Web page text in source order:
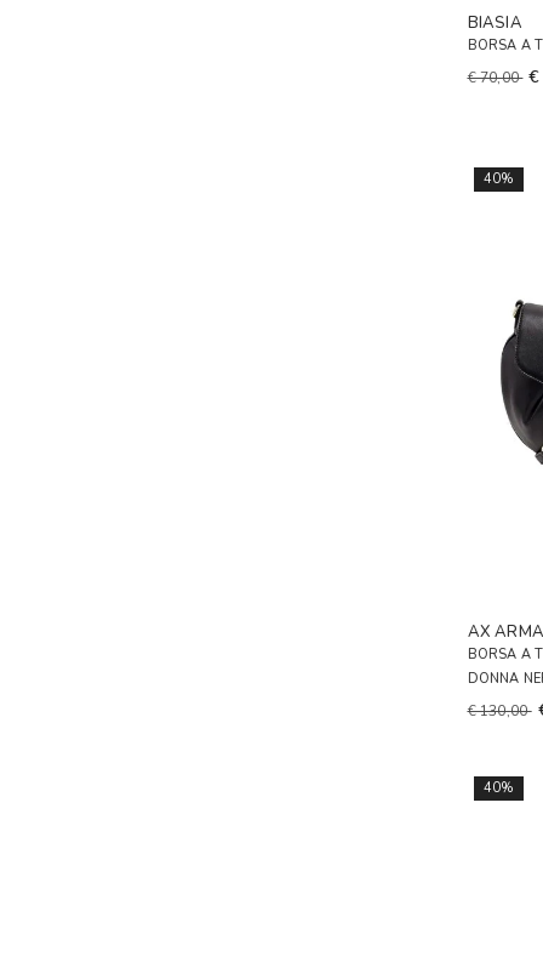
BIASIA
BORSA A
€ 70,00 €
40%
AX
BORSA A
DONNA
€ 130,00
40%